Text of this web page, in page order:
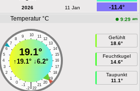
2026 11 Jan
-11.4°
Temperatur °C
9:29 am
10
9 11
8
12
7
13
6
14
5
15
4
16
3
17
2
18
1
19
0
20
-1 21
|
-2 22
19.1°
↑19.1° ↓6.2°
Gefühlt
18.6°
Feuchtkugel
14.6°
Taupunkt
11.1°